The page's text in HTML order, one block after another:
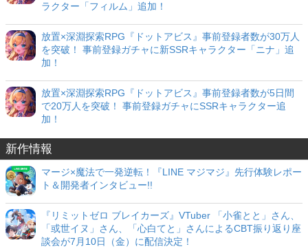
ラクター「フィルム」追加！
放置×深淵探索RPG『ドットアビス』事前登録者数が30万人
を突破！ 事前登録ガチャに新SSRキャラクター「ニナ」追
加！
放置×深淵探索RPG『ドットアビス』事前登録者数が5日間
で20万人を突破！ 事前登録ガチャにSSRキャラクター追
加！
新作情報
マージ×魔法で一発逆転！『LINE マジマジ』先行体験レポー
ト＆開発者インタビュー!!
『リミットゼロ ブレイカーズ』VTuber 「小雀とと」さん、
「或世イヌ」さん、「心白てと」さんによるCBT振り返り座
談会が7月10日（金）に配信決定！